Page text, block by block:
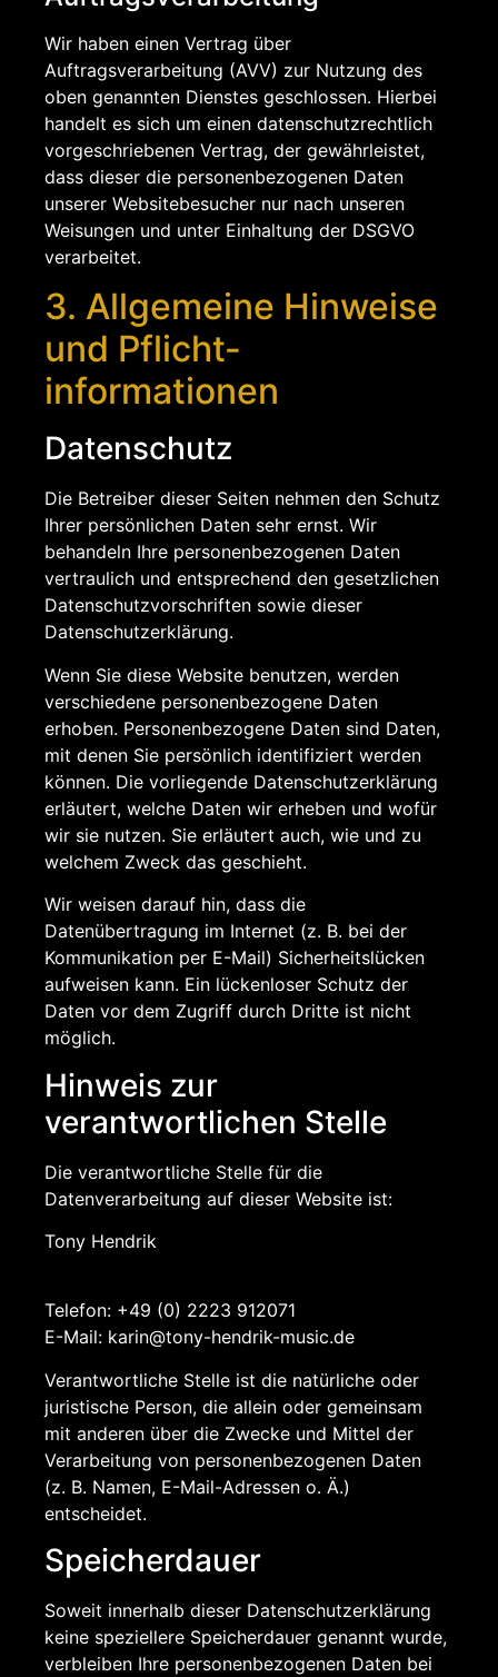
Wir haben einen Vertrag über
Auftragsverarbeitung (AVV) zur Nutzung des
oben genannten Dienstes geschlossen. Hierbei
handelt es sich um einen datenschutzrechtlich
vorgeschriebenen Vertrag, der gewährleistet,
dass dieser die personenbezogenen Daten
unserer Websitebesucher nur nach unseren
Weisungen und unter Einhaltung der DSGVO
verarbeitet.
3. Allgemeine Hinweise
und Pflicht­
informationen
Datenschutz
Die Betreiber dieser Seiten nehmen den Schutz
Ihrer persönlichen Daten sehr ernst. Wir
behandeln Ihre personenbezogenen Daten
vertraulich und entsprechend den gesetzlichen
Datenschutzvorschriften sowie dieser
Datenschutzerklärung.
Wenn Sie diese Website benutzen, werden
verschiedene personenbezogene Daten
erhoben. Personenbezogene Daten sind Daten,
mit denen Sie persönlich identifiziert werden
können. Die vorliegende Datenschutzerklärung
erläutert, welche Daten wir erheben und wofür
wir sie nutzen. Sie erläutert auch, wie und zu
welchem Zweck das geschieht.
Wir weisen darauf hin, dass die
Datenübertragung im Internet (z. B. bei der
Kommunikation per E-Mail) Sicherheitslücken
aufweisen kann. Ein lückenloser Schutz der
Daten vor dem Zugriff durch Dritte ist nicht
möglich.
Hinweis zur
verantwortlichen Stelle
Die verantwortliche Stelle für die
Datenverarbeitung auf dieser Website ist:
Tony Hendrik
Telefon: +49 (0) 2223 912071
E-Mail: karin@tony-hendrik-music.de
Verantwortliche Stelle ist die natürliche oder
juristische Person, die allein oder gemeinsam
mit anderen über die Zwecke und Mittel der
Verarbeitung von personenbezogenen Daten
(z. B. Namen, E-Mail-Adressen o. Ä.)
entscheidet.
Speicherdauer
Soweit innerhalb dieser Datenschutzerklärung
keine speziellere Speicherdauer genannt wurde,
verbleiben Ihre personenbezogenen Daten bei